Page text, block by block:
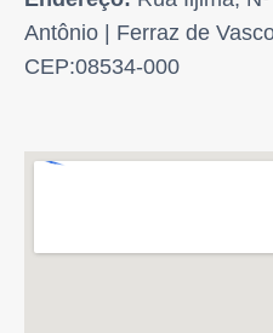
Antônio | Ferraz de
CEP:08534-000